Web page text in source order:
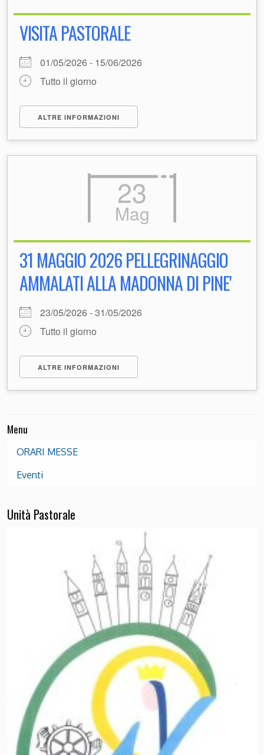
VISITA PASTORALE
01/05/2026 - 15/06/2026
Tutto il giorno
ALTRE INFORMAZIONI
23
Mag
31 MAGGIO 2026 PELLEGRINAGGIO
AMMALATI ALLA MADONNA DI PINE'
23/05/2026 - 31/05/2026
Tutto il giorno
ALTRE INFORMAZIONI
Menu
ORARI MESSE
Eventi
Unità Pastorale